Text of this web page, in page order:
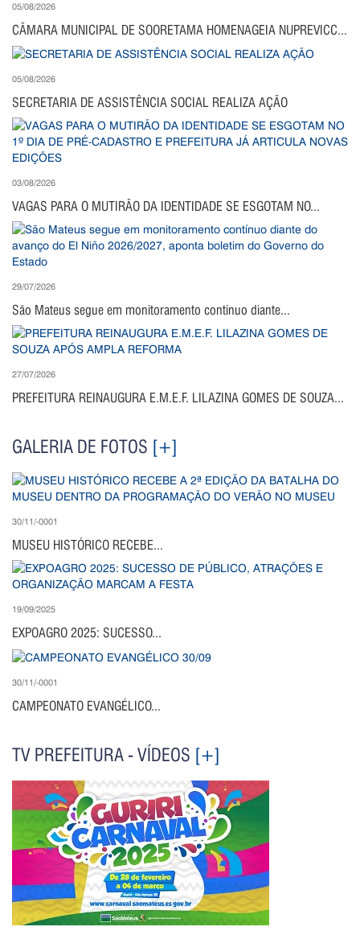
05/08/2026
CÂMARA MUNICIPAL DE SOORETAMA HOMENAGEIA NUPREVICC...
05/08/2026
SECRETARIA DE ASSISTÊNCIA SOCIAL REALIZA AÇÃO
03/08/2026
VAGAS PARA O MUTIRÃO DA IDENTIDADE SE ESGOTAM NO...
29/07/2026
São Mateus segue em monitoramento contínuo diante...
27/07/2026
PREFEITURA REINAUGURA E.M.E.F. LILAZINA GOMES DE SOUZA...
GALERIA DE FOTOS [+]
30/11/-0001
MUSEU HISTÓRICO RECEBE...
19/09/2025
EXPOAGRO 2025: SUCESSO...
30/11/-0001
CAMPEONATO EVANGÉLICO...
TV PREFEITURA - VÍDEOS [+]